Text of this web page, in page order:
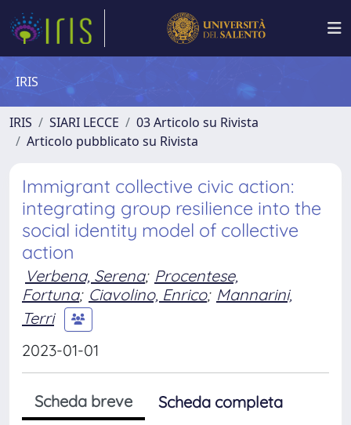
IRIS
IRIS SIARI LECCE
03 Articolo su Rivista
Articolo pubblicato su Rivista
Immigrant collective civic action:
integrating group resilience into the
social identity model of collective
action
Verbena, Serena; Procentese,
Fortuna; Ciavolino, Enrico; Mannarini,
Terri
2023-01-01
Scheda breve
Scheda completa